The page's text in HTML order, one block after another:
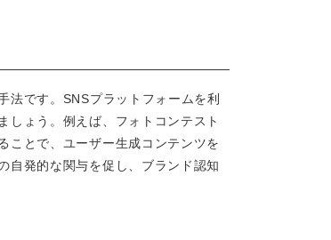
法です。SNSプラットフォームを利
しょう。例えば、フォトコンテスト
ことで、ユーザー生成コンテンツを
自発的な関与を促し、ブランド認知